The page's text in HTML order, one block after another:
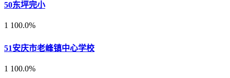
50东坪完小
1 100.0%
51安庆市老峰镇中心学校
1 100.0%